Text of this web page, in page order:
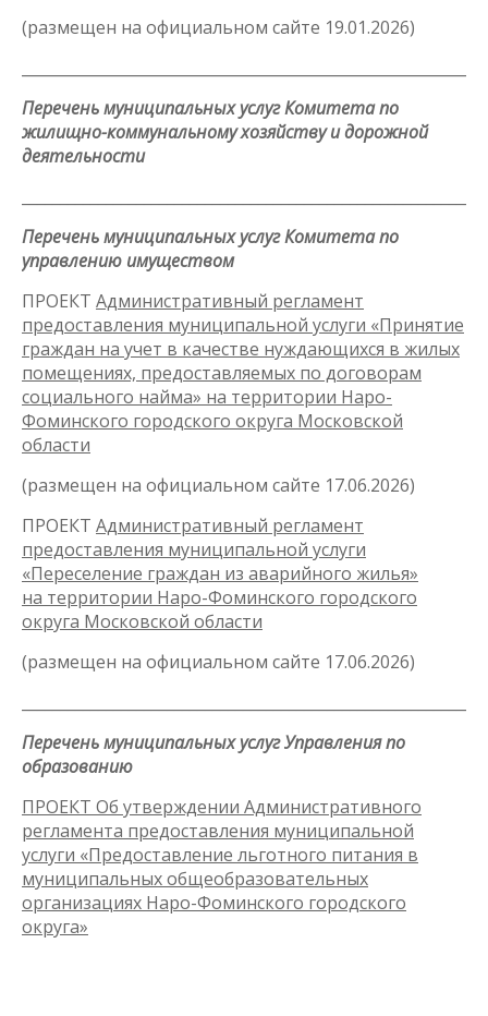
(размещен на официальном сайте 19.01.2026)
Перечень муниципальных услуг Комитета по
жилищно-коммунальному хозяйству и дорожной
деятельности
Перечень муниципальных услуг Комитета по
управлению имуществом
ПРОЕКТ Административный регламент
предоставления муниципальной услуги «Принятие
граждан на учет в качестве нуждающихся в жилых
помещениях, предоставляемых по договорам
социального найма» на территории Наро-
Фоминского городского округа Московской
области
(размещен на официальном сайте 17.06.2026)
ПРОЕКТ Административный регламент
предоставления муниципальной услуги
«Переселение граждан из аварийного жилья»
на территории Наро-Фоминского городского
округа Московской области
(размещен на официальном сайте 17.06.2026)
Перечень муниципальных услуг Управления по
образованию
ПРОЕКТ Об утверждении Административного
регламента предоставления муниципальной
услуги «Предоставление льготного питания в
муниципальных общеобразовательных
организациях Наро-Фоминского городского
округа»